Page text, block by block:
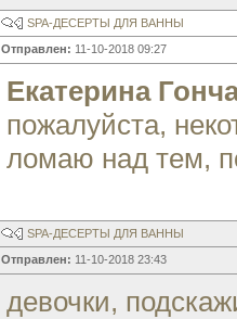
SPA-ДЕСЕРТЫ ДЛЯ ВАННЫ
Отправлен: 11-10-2018 09:27
Екатерина
пожалуйста,
ломаю над тем,
SPA-ДЕСЕРТЫ ДЛЯ ВАННЫ
Отправлен: 11-10-2018 23:43
девочки,